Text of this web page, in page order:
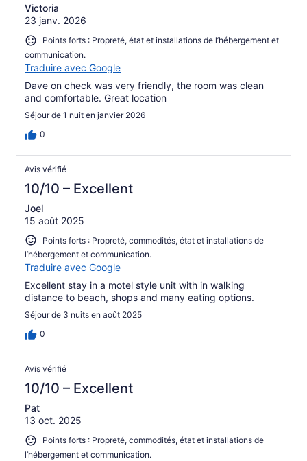
Victoria
23 janv. 2026
Points forts : Propreté, état et installations de l’hébergement et
communication.
Traduire avec Google
Dave on check was very friendly, the room was clean
and comfortable. Great location
Séjour de 1 nuit en janvier 2026
0
Avis vérifié
10/10 – Excellent
Joel
15 août 2025
Points forts : Propreté, commodités, état et installations de
l’hébergement et communication.
Traduire avec Google
Excellent stay in a motel style unit with in walking
distance to beach, shops and many eating options.
Séjour de 3 nuits en août 2025
0
Avis vérifié
10/10 – Excellent
Pat
13 oct. 2025
Points forts : Propreté, commodités, état et installations de
l’hébergement et communication.